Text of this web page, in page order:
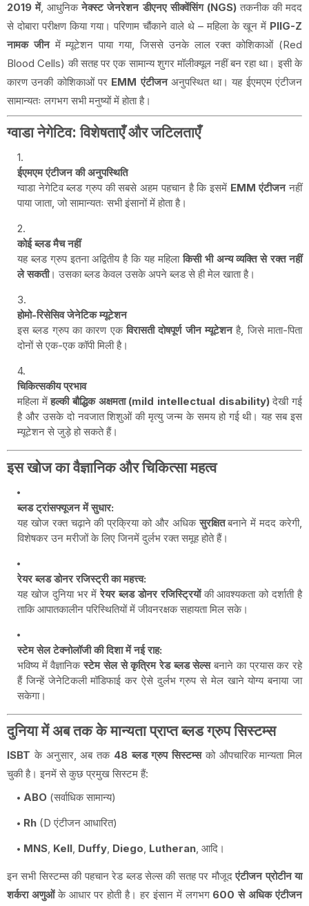
2019 में, आधुनिकनेक्स्ट जेनरेशन डीएनए सीक्वेंसिंग (NGS)तकनीक की मदद
से दोबारा परीक्षण किया गया। परिणाम चौंकाने वाले थे – महिला के खून में PIIG-Z
नामक जीनमें म्यूटेशन पाया गया, जिससे उनके लाल रक्त कोशिकाओं (Red
Blood Cells) की सतह पर एक सामान्य शुगर मॉलीक्यूल नहीं बन रहा था। इसी के
कारण उनकी कोशिकाओं पर EMM एंटीजनअनुपस्थित था। यह ईएमएम एंटीजन
सामान्यतः लगभग सभी मनुष्यों में होता है।
ग्वाडा नेगेटिव: विशेषताएँ और जटिलताएँ
ईएमएम एंटीजन की अनुपस्थिति
ग्वाडा नेगेटिव ब्लड ग्रुप की सबसे अहम पहचान है कि इसमें EMM एंटीजननहीं
पाया जाता, जो सामान्यतः सभी इंसानों में होता है।
कोई ब्लड मैच नहीं
यह ब्लड ग्रुप इतना अद्वितीय है कि यह महिलाकिसी भी अन्य व्यक्ति से रक्त नहीं
ले सकती। उसका ब्लड केवल उसके अपने ब्लड से ही मेल खाता है।
होमो-रिसेसिव जेनेटिक म्यूटेशन
इस ब्लड ग्रुप का कारण एकविरासती दोषपूर्ण जीन म्यूटेशनहै, जिसे माता-पिता
दोनों से एक-एक कॉपी मिली है।
चिकित्सकीय प्रभाव
महिला मेंहल्की बौद्धिक अक्षमता (mild intellectual disability)देखी गई
है और उसके दो नवजात शिशुओं की मृत्यु जन्म के समय हो गई थी। यह सब इस
म्यूटेशन से जुड़े हो सकते हैं।
इस खोज का वैज्ञानिक और चिकित्सा महत्व
ब्लड ट्रांसफ्यूजन में सुधार:
यह खोज रक्त चढ़ाने की प्रक्रिया को और अधिकसुरक्षितबनाने में मदद करेगी,
विशेषकर उन मरीजों के लिए जिनमें दुर्लभ रक्त समूह होते हैं।
रेयर ब्लड डोनर रजिस्ट्री का महत्त्व:
यह खोज दुनिया भर मेंरेयर ब्लड डोनर रजिस्ट्रियोंकी आवश्यकता को दर्शाती है
ताकि आपातकालीन परिस्थितियों में जीवनरक्षक सहायता मिल सके।
स्टेम सेल टेक्नोलॉजी की दिशा में नई राह:
भविष्य में वैज्ञानिकस्टेम सेल से कृत्रिम रेड ब्लड सेल्सबनाने का प्रयास कर रहे
हैं जिन्हें जेनेटिकली मॉडिफाई कर ऐसे दुर्लभ ग्रुप से मेल खाने योग्य बनाया जा
सकेगा।
दुनिया में अब तक के मान्यता प्राप्त ब्लड ग्रुप सिस्टम्स
ISBT के अनुसार, अब तक 48 ब्लड ग्रुप सिस्टम्सको औपचारिक मान्यता मिल
चुकी है। इनमें से कुछ प्रमुख सिस्टम हैं:
ABO (सर्वाधिक सामान्य)
Rh (D एंटीजन आधारित)
MNS, Kell, Duffy, Diego, Lutheran, आदि।
इन सभी सिस्टम्स की पहचान रेड ब्लड सेल्स की सतह पर मौजूदएंटीजन प्रोटीन या
शर्करा अणुओंके आधार पर होती है। हर इंसान में लगभग 600 से अधिक एंटीजन